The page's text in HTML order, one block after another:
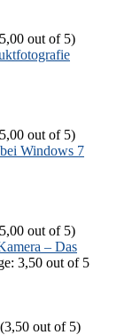
out of 5)
out of 5)
Windows 7
out of 5)
– Das
(3,50 out of 5)